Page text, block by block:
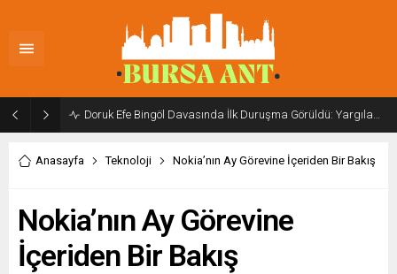
Doruk Efe Bingöl Davasında İlk Duruşma Görüldü: Yargılama 20 Ekim 2026’ya Ertelendi
Anasayfa Teknoloji Nokia’nın Ay Görevine İçeriden Bir Bakış
Nokia’nın Ay Görevine
İçeriden Bir Bakış